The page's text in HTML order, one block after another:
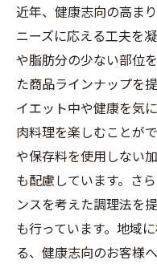
近年、健康志向の高ま
ニーズに応える工夫を
や脂肪分の少ない部位
た商品ラインナップを
イエット中や健康を気
肉料理を楽しむことが
や保存料を使用しない
も配慮しています。さ
ンスを考えた調理法を
も行っています。地域
る、健康志向のお客様